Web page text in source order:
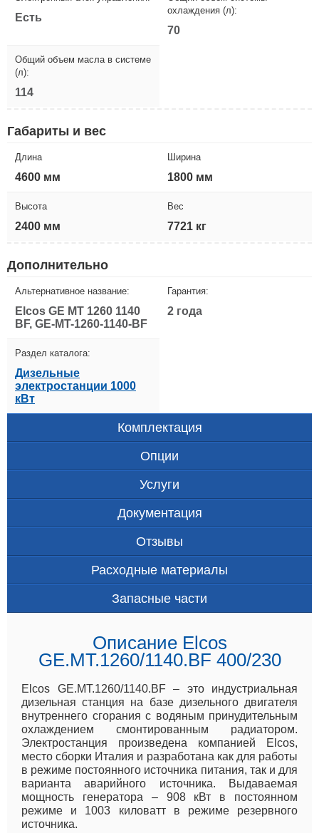
Есть
охлаждения (л):
70
Общий объем масла в системе
(л):
114
Габариты и вес
Длина
4600 мм
Ширина
1800 мм
Высота
2400 мм
Вес
7721 кг
Дополнительно
Альтернативное название:
Elcos GE MT 1260 1140
BF, GE-MT-1260-1140-BF
Гарантия:
2 года
Раздел каталога:
Дизельные
электростанции 1000
кВт
Комплектация
Опции
Услуги
Документация
Отзывы
Расходные материалы
Запасные части
Описание Elcos
GE.MT.1260/1140.BF 400/230
Elcos GE.MT.1260/1140.BF – это индустриальная
дизельная станция на базе дизельного двигателя
внутреннего сгорания с водяным принудительным
охлаждением смонтированным радиатором.
Электростанция произведена компанией Elcos,
место сборки Италия и разработана как для работы
в режиме постоянного источника питания, так и для
варианта аварийного источника. Выдаваемая
мощность генератора – 908 кВт в постоянном
режиме и 1003 киловатт в режиме резервного
источника.